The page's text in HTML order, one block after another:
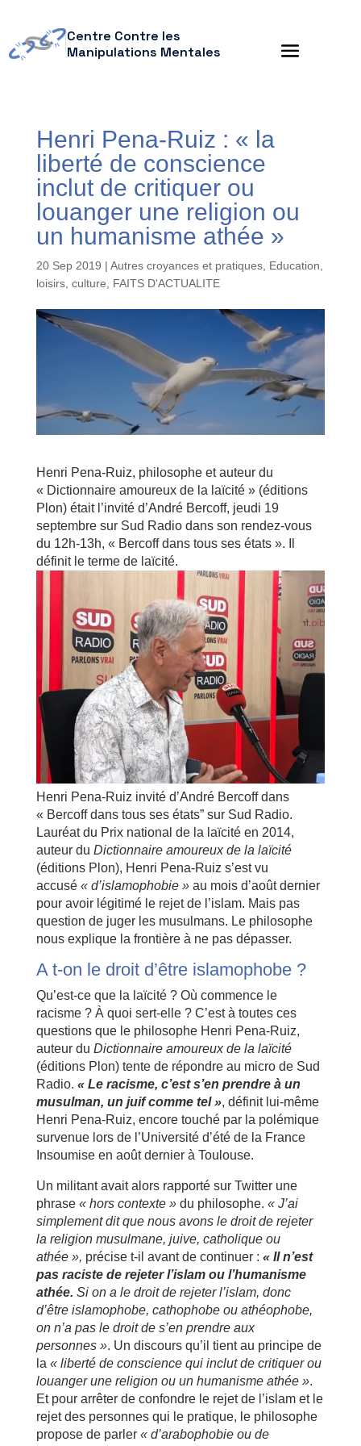
Centre Contre les
Manipulations Mentales
Henri Pena-Ruiz : « la
liberté de conscience
inclut de critiquer ou
louanger une religion ou
un humanisme athée »
20 Sep 2019 | Autres croyances et pratiques, Education,
loisirs, culture
FAITS D'ACTUALITE
Henri Pena-Ruiz, philosophe et auteur du
« Dictionnaire amoureux de la laïcité » (éditions
Plon) était l’invité d’André Bercoff, jeudi 19
septembre sur Sud Radio dans son rendez-vous
du 12h-13h, « Bercoff dans tous ses états ». Il
définit le terme de laïcité.
Henri Pena-Ruiz invité d’André Bercoff dans
« Bercoff dans tous ses états” sur Sud Radio.
Lauréat du Prix national de la laïcité en 2014,
auteur du Dictionnaire amoureux de la laïcité
(éditions Plon), Henri Pena-Ruiz s’est vu
accusé « d’islamophobie »au mois d’août dernier
pour avoir légitimé le rejet de l’islam. Mais pas
question de juger les musulmans. Le philosophe
nous explique la frontière à ne pas dépasser.
A t-on le droit d’être islamophobe ?
Qu’est-ce que la laïcité ? Où commence le
racisme ? À quoi sert-elle ? C’est à toutes ces
questions que le philosophe Henri Pena-Ruiz,
auteur du Dictionnaire amoureux de la laïcité
(éditions Plon) tente de répondre au micro de Sud
Radio. « Le racisme, c’est s’en prendre à un
musulman, un juif comme tel », définit lui-même
Henri Pena-Ruiz, encore touché par la polémique
survenue lors de l’Université d’été de la France
Insoumise en août dernier à Toulouse.
Un militant avait alors rapporté sur Twitter une
phrase « hors contexte »du philosophe. « J’ai
simplement dit que nous avons le droit de rejeter
la religion musulmane, juive, catholique ou
athée », précise t-il avant de continuer : « Il n’est
pas raciste de rejeter l’islam ou l’humanisme
athée. Si on a le droit de rejeter l’islam, donc
d’être islamophobe, cathophobe ou athéophobe,
on n’a pas le droit de s’en prendre aux
personnes ». Un discours qu’il tient au principe de
la « liberté de conscience qui inclut de critiquer ou
louanger une religion ou un humanisme athée ».
Et pour arrêter de confondre le rejet de l’islam et le
rejet des personnes qui le pratique, le philosophe
propose de parler « d’arabophobie ou de